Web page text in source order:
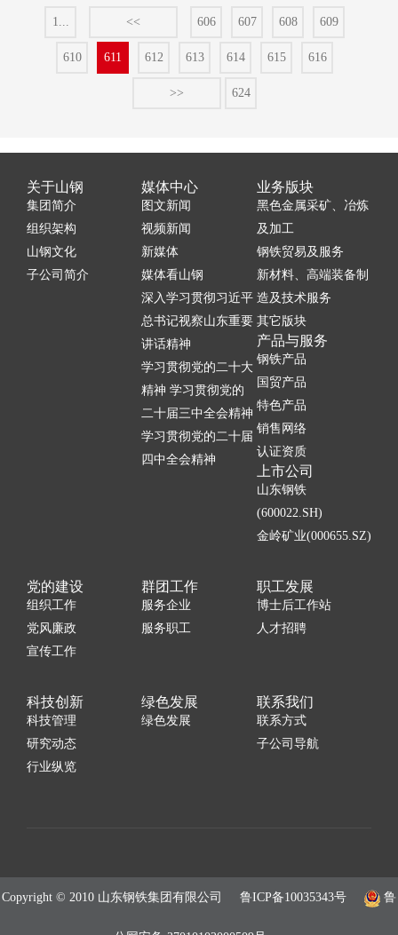
1... << 606 607 608 609
610 611 612 613 614 615 616
>> 624
关于山钢
集团简介
组织架构
山钢文化
子公司简介
媒体中心
图文新闻
视频新闻
新媒体
媒体看山钢
深入学习贯彻习近平
总书记视察山东重要
讲话精神
学习贯彻党的二十大
精神 学习贯彻党的
二十届三中全会精神
学习贯彻党的二十届
四中全会精神
业务版块
黑色金属采矿、冶炼
及加工
钢铁贸易及服务
新材料、高端装备制
造及技术服务
其它版块
产品与服务
钢铁产品
国贸产品
特色产品
销售网络
认证资质
上市公司
山东钢铁
(600022.SH)
金岭矿业(000655.SZ)
党的建设
组织工作
党风廉政
宣传工作
群团工作
服务企业
服务职工
职工发展
博士后工作站
人才招聘
科技创新
科技管理
研究动态
行业纵览
绿色发展
绿色发展
联系我们
联系方式
子公司导航
Copyright © 2010 山东钢铁集团有限公司 鲁ICP备10035343号 鲁